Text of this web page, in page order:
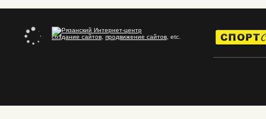
создание сайтов продвижение сайтов , etc.